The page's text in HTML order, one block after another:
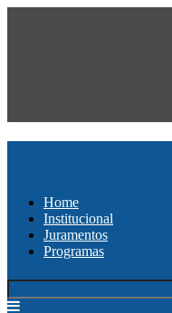
Home
Institucional
Juramentos
Programas